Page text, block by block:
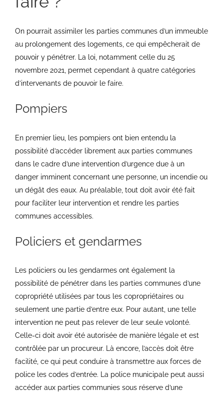
On pourrait assimiler les parties communes d’un immeuble
au prolongement des logements, ce qui empêcherait de
pouvoir y pénétrer. La loi, notamment celle du 25
novembre 2021, permet cependant à quatre catégories
d’intervenants de pouvoir le faire.
Pompiers
En premier lieu, les pompiers ont bien entendu la
possibilité d’accéder librement aux parties communes
dans le cadre d’une intervention d’urgence due à un
danger imminent concernant une personne, un incendie ou
un dégât des eaux. Au préalable, tout doit avoir été fait
pour faciliter leur intervention et rendre les parties
communes accessibles.
Policiers et gendarmes
Les policiers ou les gendarmes ont également la
possibilité de pénétrer dans les parties communes d’une
copropriété utilisées par tous les copropriétaires ou
seulement une partie d’entre eux. Pour autant, une telle
intervention ne peut pas relever de leur seule volonté.
Celle-ci doit avoir été autorisée de manière légale et est
contrôlée par un procureur. Là encore, l’accès doit être
facilité, ce qui peut conduire à transmettre aux forces de
police les codes d’entrée. La police municipale peut aussi
accéder aux parties communies sous réserve d’une